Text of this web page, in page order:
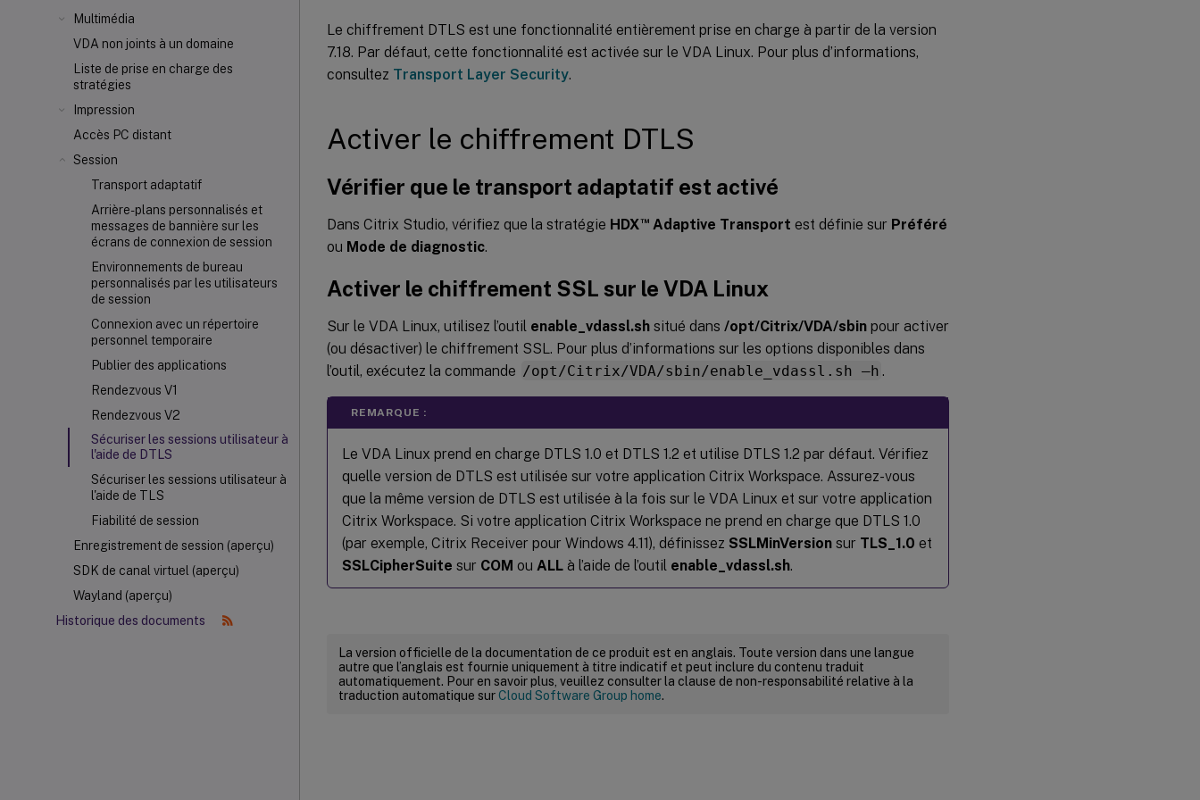
Multimédia
VDA non joints à un domaine
Liste de prise en charge des
stratégies
Impression
Accès PC distant
Session
Transport adaptatif
Arrière-plans personnalisés et
messages de bannière sur les
écrans de connexion de session
Environnements de bureau
personnalisés par les utilisateurs
de session
Connexion avec un répertoire
personnel temporaire
Publier des applications
Rendezvous V1
Rendezvous V2
Sécuriser les sessions utilisateur à
l'aide de DTLS
Sécuriser les sessions utilisateur à
l'aide de TLS
Fiabilité de session
Enregistrement de session (aperçu)
SDK de canal virtuel (aperçu)
Wayland (aperçu)
Historique des documents
Le chiffrement DTLS est une fonctionnalité entièrement prise en charge à partir de la version
7.18. Par défaut, cette fonctionnalité est activée sur le VDA Linux. Pour plus d’informations,
consultez Transport Layer Security.
Activer le chiffrement DTLS
Vérifier que le transport adaptatif est activé
Dans Citrix Studio, vérifiez que la stratégie HDX™Adaptive Transport est définie sur Préféré
ou Mode de diagnostic.
Activer le chiffrement SSL sur le VDA Linux
Sur le VDA Linux, utilisez l’outil enable_vdassl.sh situé dans /opt/Citrix/VDA/sbin pour activer
(ou désactiver) le chiffrement SSL. Pour plus d’informations sur les options disponibles dans
l’outil, exécutez la commande /opt/Citrix/VDA/sbin/enable_vdassl.sh –h .
REMARQUE :
Le VDA Linux prend en charge DTLS 1.0 et DTLS 1.2 et utilise DTLS 1.2 par défaut. Vérifiez
quelle version de DTLS est utilisée sur votre application Citrix Workspace. Assurez-vous
que la même version de DTLS est utilisée à la fois sur le VDA Linux et sur votre application
Citrix Workspace. Si votre application Citrix Workspace ne prend en charge que DTLS 1.0
(par exemple, Citrix Receiver pour Windows 4.11), définissez SSLMinVersion sur TLS_1.0 et
SSLCipherSuite sur COM ou ALL à l’aide de l’outil enable_vdassl.sh.
La version officielle de la documentation de ce produit est en anglais. Toute version dans une langue
autre que l’anglais est fournie uniquement à titre indicatif et peut inclure du contenu traduit
automatiquement. Pour en savoir plus, veuillez consulter la clause de non-responsabilité relative à la
traduction automatique surCloud Software Group home.